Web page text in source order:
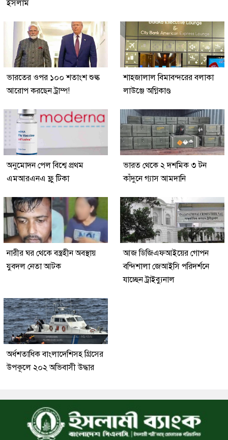
ইসলাম
ভারতের ওপর ১০০ শতাংশ শুল্ক
আরোপ করছেন ট্রাম্প!
শাহজালাল বিমাবন্দরের বলাকা
লাউঞ্জে অগ্নিকাণ্ড
অনুমোদন পেল বিশ্বে প্রথম
এমআরএনএ ফ্লু টিকা
ভারত থেকে ২ দশমিক ৩ টন
কাঁদুনে গ্যাস আমদানি
নারীর ঘর থেকে বস্ত্রহীন অবস্থায়
যুবদল নেতা আটক
আজ ডিজিএফআইয়ের গোপন
বন্দিশালা জেআইসি পরিদর্শনে
যাচ্ছেন ট্রাইব্যুনাল
অর্ধশতাধিক বাংলাদেশিসহ গ্রিসের
উপকূলে ২০২ অভিবাসী উদ্ধার